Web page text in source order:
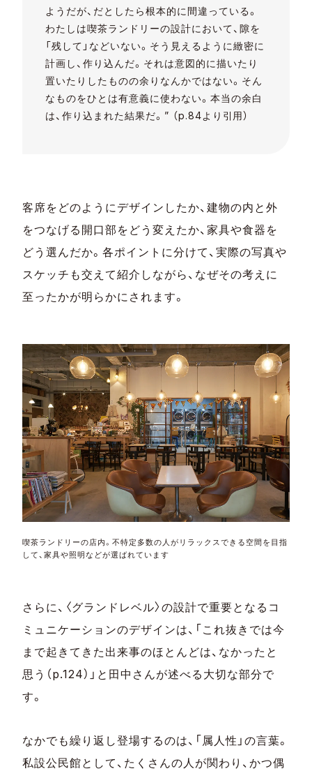
ようだが、だとしたら根本的に間違っている。
わたしは喫茶ランドリーの設計において、隙を
「残して」などいない。そう見えるように緻密に
計画し、作り込んだ。それは意図的に描いたり
置いたりしたものの余りなんかではない。そん
なものをひとは有意義に使わない。本当の余白
は、作り込まれた結果だ。” （p.84より引用）
客席をどのようにデザインしたか、建物の内と外
をつなげる開口部をどう変えたか、家具や食器を
どう選んだか。各ポイントに分けて、実際の写真や
スケッチも交えて紹介しながら、なぜその考えに
至ったかが明らかにされます。
喫茶ランドリーの店内。不特定多数の人がリラックスできる空間を目指
して、家具や照明などが選ばれています
さらに、〈グランドレベル〉の設計で重要となるコ
ミュニケーションのデザインは、「これ抜きでは今
まで起きてきた出来事のほとんどは、なかったと
思う（p.124）」と田中さんが述べる大切な部分で
す。
なかでも繰り返し登場するのは、「属人性」の言葉。
私設公民館として、たくさんの人が関わり、かつ偶